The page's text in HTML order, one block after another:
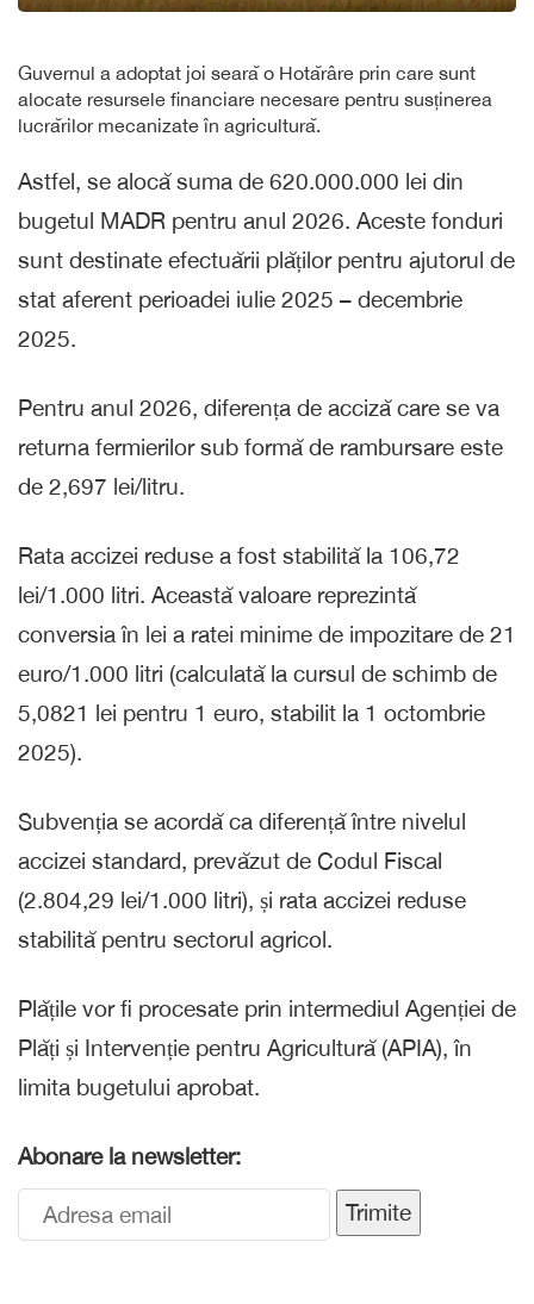
Guvernul a adoptat joi seară o Hotărâre prin care sunt
alocate resursele financiare necesare pentru susținerea
lucrărilor mecanizate în agricultură.
Astfel, se alocă suma de 620.000.000 lei din
bugetul MADR pentru anul 2026. Aceste fonduri
sunt destinate efectuării plăților pentru ajutorul de
stat aferent perioadei iulie 2025 – decembrie
2025.
Pentru anul 2026, diferența de acciză care se va
returna fermierilor sub formă de rambursare este
de 2,697 lei/litru.
Rata accizei reduse a fost stabilită la 106,72
lei/1.000 litri. Această valoare reprezintă
conversia în lei a ratei minime de impozitare de 21
euro/1.000 litri (calculată la cursul de schimb de
5,0821 lei pentru 1 euro, stabilit la 1 octombrie
2025).
Subvenția se acordă ca diferență între nivelul
accizei standard, prevăzut de Codul Fiscal
(2.804,29 lei/1.000 litri), și rata accizei reduse
stabilită pentru sectorul agricol.
Plățile vor fi procesate prin intermediul Agenției de
Plăți și Intervenție pentru Agricultură (APIA), în
limita bugetului aprobat.
Abonare la newsletter:
Trimite